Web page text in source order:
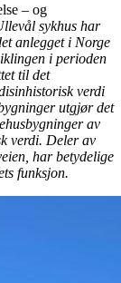
– og
sykhus har
anlegget i Norge
i perioden
til det
verdi
utgjør det
av
verdi. Deler av
har betydelige
funksjon.